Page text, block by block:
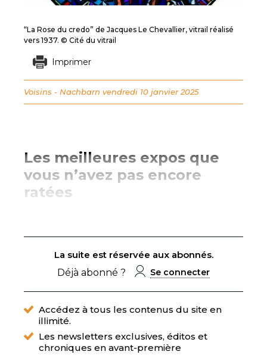
Les meilleures expos que
vous n’avez pas encore
ratées
La suite est réservée aux abonnés.
Déjà abonné ?
Se connecter
Accédez à tous les contenus du site en
illimité.
Les newsletters exclusives, éditos et
chroniques en avant-première
“La Rose du credo” de Jacques Le Chevallier, vitrail réalisé
vers 1937. © Cité du vitrail
Imprimer
Voisins - Nachbarn vendredi 10 janvier 2025